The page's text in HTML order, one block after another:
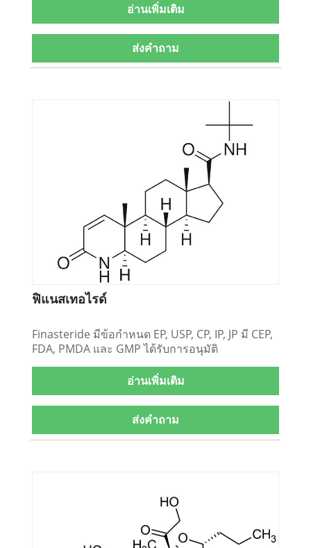
อ่านเพิ่มเติม
ส่งคำถาม
ฟิแนสเทอไรด์
Finasteride มีข้อกำหนด EP, USP, CP, IP, JP มี CEP,
FDA, PMDA และ GMP ได้รับการอนุมัติ
อ่านเพิ่มเติม
ส่งคำถาม